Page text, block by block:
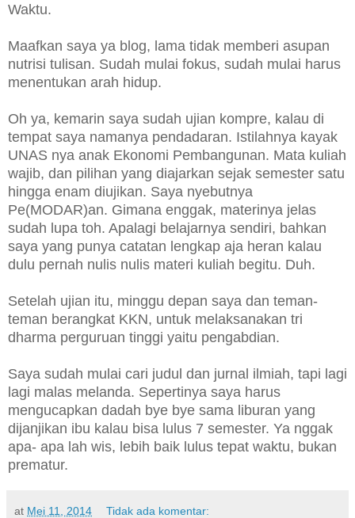
Waktu.
Maafkan saya ya blog, lama tidak memberi asupan
nutrisi tulisan. Sudah mulai fokus, sudah mulai harus
menentukan arah hidup.
Oh ya, kemarin saya sudah ujian kompre, kalau di
tempat saya namanya pendadaran. Istilahnya kayak
UNAS nya anak Ekonomi Pembangunan. Mata kuliah
wajib, dan pilihan yang diajarkan sejak semester satu
hingga enam diujikan. Saya nyebutnya
Pe(MODAR)an. Gimana enggak, materinya jelas
sudah lupa toh. Apalagi belajarnya sendiri, bahkan
saya yang punya catatan lengkap aja heran kalau
dulu pernah nulis nulis materi kuliah begitu. Duh.
Setelah ujian itu, minggu depan saya dan teman-
teman berangkat KKN, untuk melaksanakan tri
dharma perguruan tinggi yaitu pengabdian.
Saya sudah mulai cari judul dan jurnal ilmiah, tapi lagi
lagi malas melanda. Sepertinya saya harus
mengucapkan dadah bye bye sama liburan yang
dijanjikan ibu kalau bisa lulus 7 semester. Ya nggak
apa- apa lah wis, lebih baik lulus tepat waktu, bukan
prematur.
at Mei 11, 2014 Tidak ada komentar: